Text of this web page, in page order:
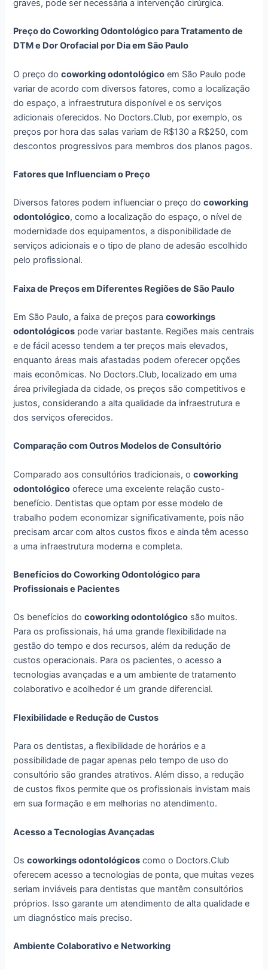
graves, pode ser necessária a intervenção cirúrgica.
Preço do Coworking Odontológico para Tratamento de
DTM e Dor Orofacial por Dia em São Paulo
O preço docoworking odontológico em São Paulo pode
variar de acordo com diversos fatores, como a localização
do espaço, a infraestrutura disponível e os serviços
adicionais oferecidos. No Doctors.Club, por exemplo, os
preços por hora das salas variam de R$130 a R$250, com
descontos progressivos para membros dos planos pagos.
Fatores que Influenciam o Preço
Diversos fatores podem influenciar o preço docoworking
odontológico, como a localização do espaço, o nível de
modernidade dos equipamentos, a disponibilidade de
serviços adicionais e o tipo de plano de adesão escolhido
pelo profissional.
Faixa de Preços em Diferentes Regiões de São Paulo
Em São Paulo, a faixa de preços paracoworkings
odontológicos pode variar bastante. Regiões mais centrais
e de fácil acesso tendem a ter preços mais elevados,
enquanto áreas mais afastadas podem oferecer opções
mais econômicas. No Doctors.Club, localizado em uma
área privilegiada da cidade, os preços são competitivos e
justos, considerando a alta qualidade da infraestrutura e
dos serviços oferecidos.
Comparação com Outros Modelos de Consultório
Comparado aos consultórios tradicionais, ocoworking
odontológico oferece uma excelente relação custo-
benefício. Dentistas que optam por esse modelo de
trabalho podem economizar significativamente, pois não
precisam arcar com altos custos fixos e ainda têm acesso
a uma infraestrutura moderna e completa.
Benefícios do Coworking Odontológico para
Profissionais e Pacientes
Os benefícios docoworking odontológico são muitos.
Para os profissionais, há uma grande flexibilidade na
gestão do tempo e dos recursos, além da redução de
custos operacionais. Para os pacientes, o acesso a
tecnologias avançadas e a um ambiente de tratamento
colaborativo e acolhedor é um grande diferencial.
Flexibilidade e Redução de Custos
Para os dentistas, a flexibilidade de horários e a
possibilidade de pagar apenas pelo tempo de uso do
consultório são grandes atrativos. Além disso, a redução
de custos fixos permite que os profissionais invistam mais
em sua formação e em melhorias no atendimento.
Acesso a Tecnologias Avançadas
Oscoworkings odontológicos como o Doctors.Club
oferecem acesso a tecnologias de ponta, que muitas vezes
seriam inviáveis para dentistas que mantêm consultórios
próprios. Isso garante um atendimento de alta qualidade e
um diagnóstico mais preciso.
Ambiente Colaborativo e Networking